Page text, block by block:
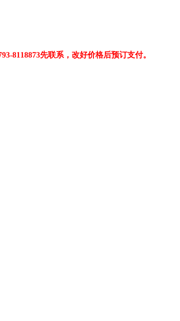
8118873先联系，改好价格后预订支付。